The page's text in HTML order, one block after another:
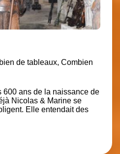
de tableaux, Combien
600 ans de la naissance de
Nicolas & Marine se
Elle entendait des